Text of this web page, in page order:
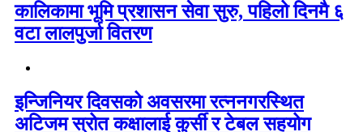
कालिकामा भूमि प्रशासन सेवा सुरु, पहिलो दिनमै ६
वटा लालपुर्जा वितरण
इन्जिनियर दिवसको अवसरमा रत्ननगरस्थित
अटिजम स्रोत कक्षालाई कुर्सी र टेबल सहयोग